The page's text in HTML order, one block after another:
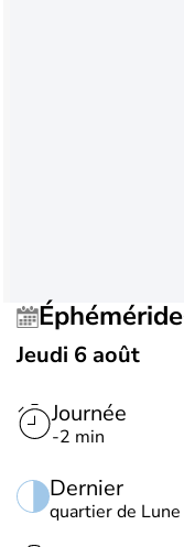
Éphéméride
Jeudi 6 août
Journée
-2 min
Dernier
quartier de Lune